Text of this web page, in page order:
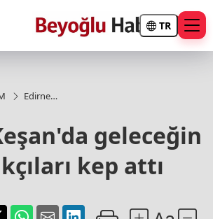
TR
Edirne
sağlıkçıları
kep attı
geleceğin
kep attı